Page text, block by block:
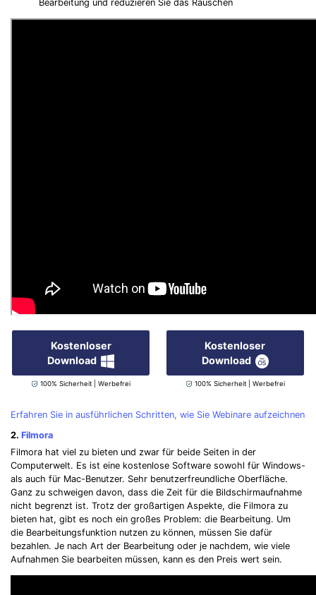
Bearbeitung und reduzieren Sie das Rauschen
Kostenloser
Download
100% Sicherheit | Werbefrei
Kostenloser
Download
100% Sicherheit | Werbefrei
Erfahren Sie in ausführlichen Schritten, wie Sie Webinare aufzeichnen
2. Filmora
Filmora hat viel zu bieten und zwar für beide Seiten in der
Computerwelt. Es ist eine kostenlose Software sowohl für Windows-
als auch für Mac-Benutzer. Sehr benutzerfreundliche Oberfläche.
Ganz zu schweigen davon, dass die Zeit für die Bildschirmaufnahme
nicht begrenzt ist. Trotz der großartigen Aspekte, die Filmora zu
bieten hat, gibt es noch ein großes Problem: die Bearbeitung. Um
die Bearbeitungsfunktion nutzen zu können, müssen Sie dafür
bezahlen. Je nach Art der Bearbeitung oder je nachdem, wie viele
Aufnahmen Sie bearbeiten müssen, kann es den Preis wert sein.